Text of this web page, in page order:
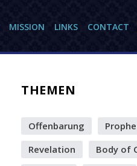
MISSION LINKS CONTACT
THEMEN
Offenbarung
Revelation
Body of